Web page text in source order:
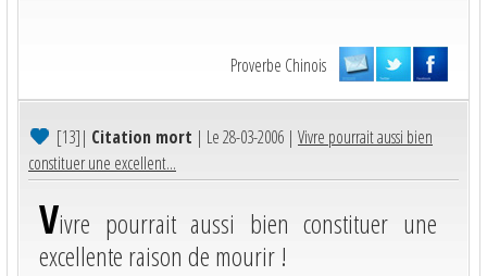
Proverbe Chinois
[13]| Citation mort | Le 28-03-2006 | Vivre pourrait aussi bien
constituer une excellent...
Vivre pourrait aussi bien constituer une
excellente raison de mourir !